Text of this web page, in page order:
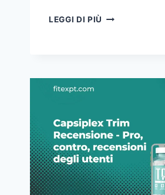
LEGGI DI PIÙ FENTERMINA